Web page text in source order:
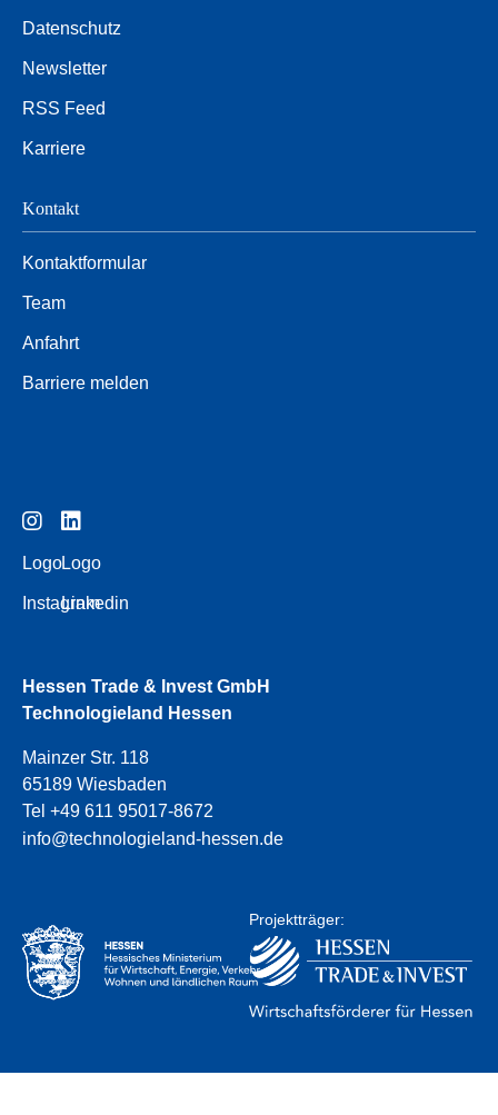
Datenschutz
Newsletter
RSS Feed
Karriere
Kontakt
Kontaktformular
Team
Anfahrt
Barriere melden
Logo
Instagram
Logo
Linkedin
Hessen Trade & Invest GmbH
Technologieland Hessen
Mainzer Str. 118
65189 Wiesbaden
Tel +49 611 95017-8672
info@technologieland-hessen.de
Projektträger: